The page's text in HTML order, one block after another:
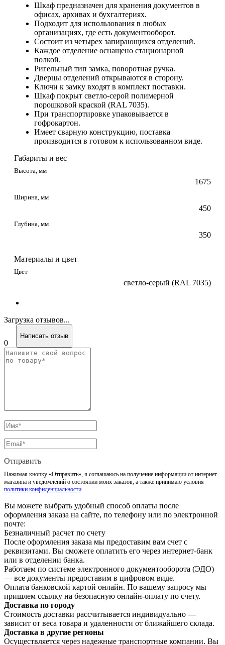
Шкаф предназначен для хранения документов в
офисах, архивах и бухгалтериях.
Подходит для использования в любых
организациях, где есть документооборот.
Состоит из четырех запирающихся отделений.
Каждое отделение оснащено стационарной
полкой.
Ригельный тип замка, поворотная ручка.
Дверцы отделений открываются в сторону.
Ключи к замку входят в комплект поставки.
Шкаф покрыт светло-серой полимерной
порошковой краской (RAL 7035).
При транспортировке упаковывается в
гофрокартон.
Имеет сварную конструкцию, поставка
производится в готовом к использованном виде.
Габариты и вес
Высота, мм
1675
Ширина, мм
450
Глубина, мм
350
Материалы и цвет
Цвет
светло-серый (RAL 7035)
Загрузка отзывов...
0
Написать отзыв
Отправить
Нажимая кнопку «Отправить», я соглашаюсь на получение информации от интернет-
магазина и уведомлений о состоянии моих заказов, а также принимаю условия
политики конфиденциальности
Вы можете выбрать удобный способ оплаты после
оформления заказа на сайте, по телефону или по электронной
почте:
Безналичный расчет по счету
После оформления заказа мы предоставим вам счет с
реквизитами. Вы сможете оплатить его через интернет-банк
или в отделении банка.
Работаем по системе электронного документооборота (ЭДО)
— все документы предоставим в цифровом виде.
Оплата банковской картой онлайн. По вашему запросу мы
пришлем ссылку на безопасную онлайн-оплату по счету.
Доставка по городу
Стоимость доставки рассчитывается индивидуально —
зависит от веса товара и удаленности от ближайшего склада.
Доставка в другие регионы
Осуществляется через надежные транспортные компании. Вы